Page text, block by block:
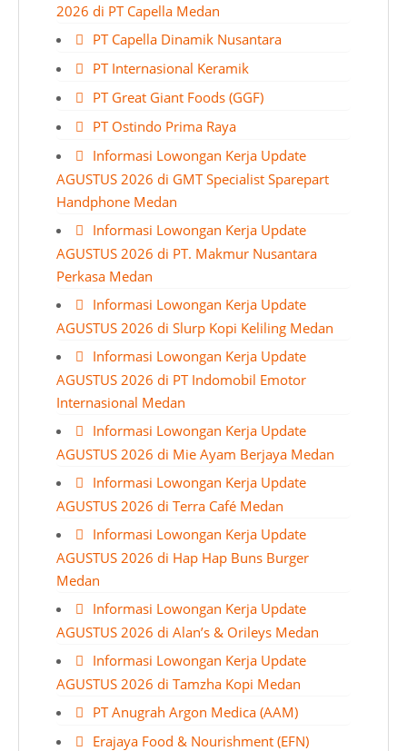
2026 di PT Capella Medan
PT Capella Dinamik Nusantara
PT Internasional Keramik
PT Great Giant Foods (GGF)
PT Ostindo Prima Raya
Informasi Lowongan Kerja Update
AGUSTUS 2026 di GMT Specialist Sparepart
Handphone Medan
Informasi Lowongan Kerja Update
AGUSTUS 2026 di PT. Makmur Nusantara
Perkasa Medan
Informasi Lowongan Kerja Update
AGUSTUS 2026 di Slurp Kopi Keliling Medan
Informasi Lowongan Kerja Update
AGUSTUS 2026 di PT Indomobil Emotor
Internasional Medan
Informasi Lowongan Kerja Update
AGUSTUS 2026 di Mie Ayam Berjaya Medan
Informasi Lowongan Kerja Update
AGUSTUS 2026 di Terra Café Medan
Informasi Lowongan Kerja Update
AGUSTUS 2026 di Hap Hap Buns Burger
Medan
Informasi Lowongan Kerja Update
AGUSTUS 2026 di Alan’s & Orileys Medan
Informasi Lowongan Kerja Update
AGUSTUS 2026 di Tamzha Kopi Medan
PT Anugrah Argon Medica (AAM)
Erajaya Food & Nourishment (EFN)